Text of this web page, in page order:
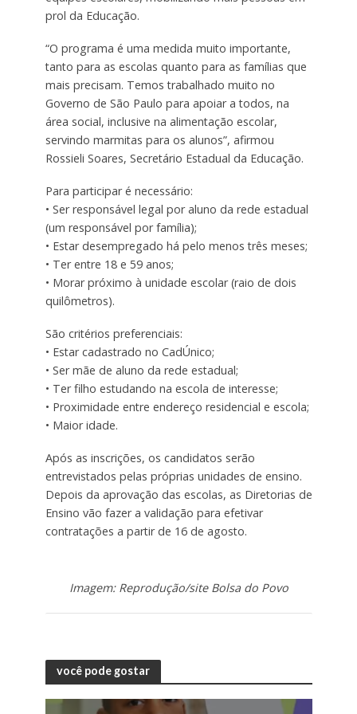
prol da Educação.
“O programa é uma medida muito importante,
tanto para as escolas quanto para as famílias que
mais precisam. Temos trabalhado muito no
Governo de São Paulo para apoiar a todos, na
área social, inclusive na alimentação escolar,
servindo marmitas para os alunos”, afirmou
Rossieli Soares, Secretário Estadual da Educação.
Para participar é necessário:
• Ser responsável legal por aluno da rede estadual
(um responsável por família);
• Estar desempregado há pelo menos três meses;
• Ter entre 18 e 59 anos;
• Morar próximo à unidade escolar (raio de dois
quilômetros).
São critérios preferenciais:
• Estar cadastrado no CadÚnico;
• Ser mãe de aluno da rede estadual;
• Ter filho estudando na escola de interesse;
• Proximidade entre endereço residencial e escola;
• Maior idade.
Após as inscrições, os candidatos serão
entrevistados pelas próprias unidades de ensino.
Depois da aprovação das escolas, as Diretorias de
Ensino vão fazer a validação para efetivar
contratações a partir de 16 de agosto.
Imagem: Reprodução/site Bolsa do Povo
você pode gostar